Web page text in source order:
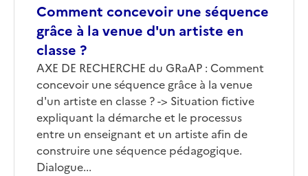
Comment concevoir une séquence
grâce à la venue d'un artiste en
classe ?
Corps
AXE DE RECHERCHE du GRaAP : Comment
concevoir une séquence grâce à la venue
d'un artiste en classe ? -> Situation fictive
expliquant la démarche et le processus
entre un enseignant et un artiste afin de
construire une séquence pédagogique.
Dialogue...